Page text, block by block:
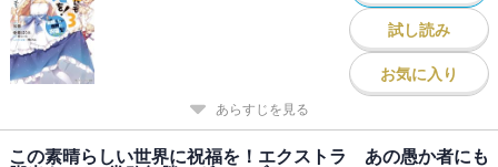
試し読み
お気に入り
あらすじを見る
この素晴らしい世界に祝福を！エクストラ あの愚か者にも